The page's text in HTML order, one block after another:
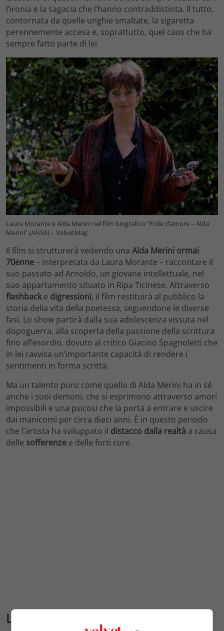
l’ironia e la sagacia che l’hanno contraddistinta. Il tutto,
contornata da quelle unghie smaltate, la sigaretta
perennemente accesa e, soprattutto, quel caos che ha
sempre fatto parte di lei.
Laura Morante è Alda Merini nel film biografico “Folle d’amore – Alda
Merini” (ANSA) – VelvetMag
Il film si strutturerà vedendo una Alda Merini ormai
70enne– interpretata da Laura Morante – raccontare il
suo passato ad Arnoldo, un giovane intellettuale, nel
suo appartamento situato in Ripa Ticinese. Attraverso
flashbacke digressioni, il film restituirà al pubblico la
storia della vita della poetessa, seguendone le diverse
fasi. Lo show partirà dalla sua adolescenza vissuta nel
dopoguerra, alla scoperta della passione della scrittura
fino all’esordio, dovuto al critico Giacino Spagnoletti che
in lei ravvisa un’importante capacità di rendere i
sentimenti in forma scritta.
Ma un talento puro come quello di Alda Merini ha in sé
anche i suoi demoni, che si esprimono attraverso amori
impossibili e una psicosi che la porta a entrare e uscire
dai manicomi per circa dieci anni. È in questo periodo
che l’artista ha sviluppato il distacco dalla realtà a causa
delle sofferenze e delle forti cure.
Le parole di Laura Morante